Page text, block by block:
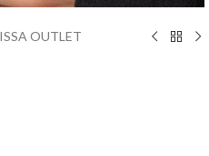
OUTLET